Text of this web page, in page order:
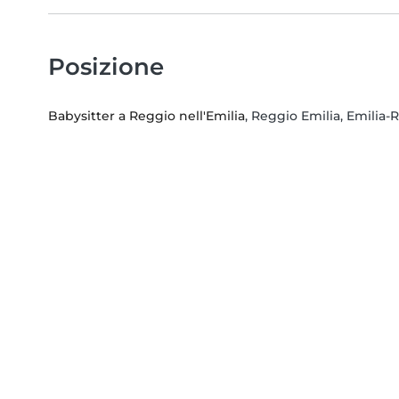
Posizione
Babysitter a Reggio nell'Emilia, Reggio Emilia, Emilia-